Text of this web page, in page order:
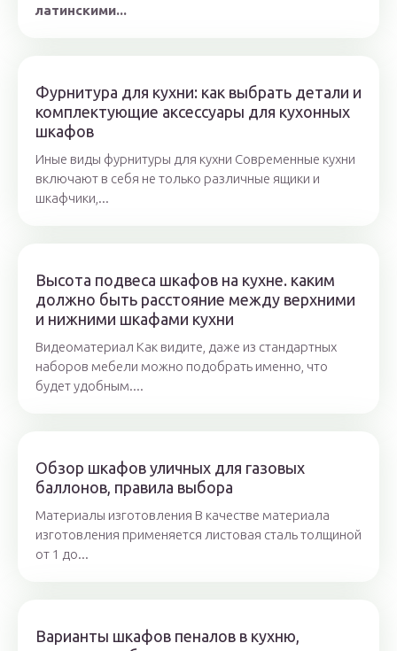
латинскими...
Фурнитура для кухни: как выбрать детали и
комплектующие аксессуары для кухонных
шкафов
Иные виды фурнитуры для кухни Современные кухни
включают в себя не только различные ящики и
шкафчики,...
Высота подвеса шкафов на кухне. каким
должно быть расстояние между верхними
и нижними шкафами кухни
Видеоматериал Как видите, даже из стандартных
наборов мебели можно подобрать именно, что
будет удобным....
Обзор шкафов уличных для газовых
баллонов, правила выбора
Материалы изготовления В качестве материала
изготовления применяется листовая сталь толщиной
от 1 до...
Варианты шкафов пеналов в кухню,